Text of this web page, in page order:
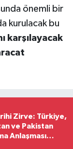
önemli bir
kurulacak bu
karşılayacak
Zirve: Türkiye,
ve Pakistan
Anlaşması